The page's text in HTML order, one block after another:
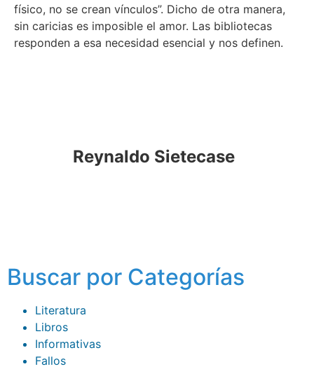
físico, no se crean vínculos”. Dicho de otra manera,
sin caricias es imposible el amor. Las bibliotecas
responden a esa necesidad esencial y nos definen.
Reynaldo Sietecase
Buscar por Categorías
Literatura
Libros
Informativas
Fallos